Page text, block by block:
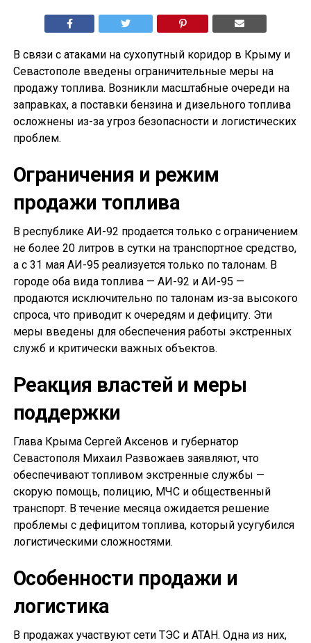
В связи с атаками на сухопутный коридор в Крыму и
Севастополе введены ограничительные меры на
продажу топлива. Возникли масштабные очереди на
заправках, а поставки бензина и дизельного топлива
осложнены из-за угроз безопасности и логистических
проблем.
Ограничения и режим
продажи топлива
В республике АИ-92 продается только с ограничением
не более 20 литров в сутки на транспортное средство,
а с 31 мая АИ-95 реализуется только по талонам. В
городе оба вида топлива — АИ-92 и АИ-95 —
продаются исключительно по талонам из-за высокого
спроса, что приводит к очередям и дефициту. Эти
меры введены для обеспечения работы экстренных
служб и критически важных объектов.
Реакция властей и меры
поддержки
Глава Крыма Сергей Аксенов и губернатор
Севастополя Михаил Развожаев заявляют, что
обеспечивают топливом экстренные службы —
скорую помощь, полицию, МЧС и общественный
транспорт. В течение месяца ожидается решение
проблемы с дефицитом топлива, который усугубился
логистическими сложностями.
Особенности продажи и
логистика
В продажах участвуют сети ТЭС и АТАН. Одна из них,